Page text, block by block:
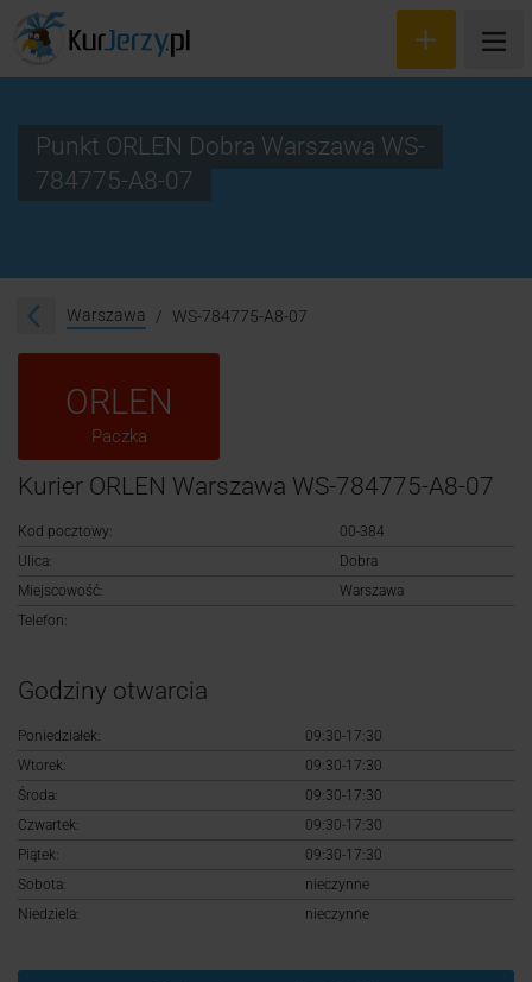
Śledzenie przesyłki
Punkt ORLEN Dobra Warszawa WS-
784775-A8-07
Warszawa WS-784775-A8-07
ORLEN
Paczka
Kurier ORLEN Warszawa WS-784775-A8-07
Kod pocztowy:
00-384
Ulica:
Dobra
Miejscowość:
Warszawa
Telefon:
Godziny otwarcia
Poniedziałek:
09:30-17:30
Wtorek:
09:30-17:30
Środa:
09:30-17:30
Czwartek:
09:30-17:30
Piątek:
09:30-17:30
Sobota:
nieczynne
Niedziela:
nieczynne